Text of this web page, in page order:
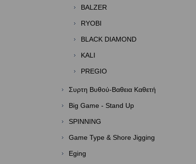
BALZER
RYOBI
BLACK DIAMOND
KALI
PREGIO
Συρτη Βυθού-Βαθεια Καθετή
Big Game - Stand Up
SPINNING
Game Type & Shore Jigging
Eging